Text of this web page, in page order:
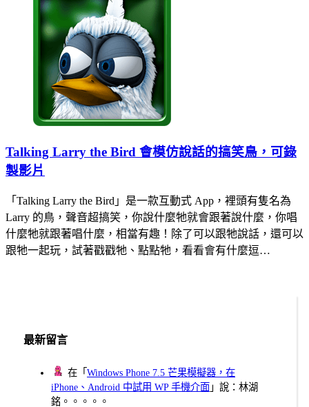
Talking Larry the Bird 會模仿說話的搞笑鳥，可錄
製影片
「Talking Larry the Bird」是一款互動式 App，裡頭有隻名為
Larry 的鳥，聲音超搞笑，你說什麼牠就會跟著說什麼，你唱
什麼牠就跟著唱什麼，相當有趣！除了可以跟牠說話，還可以
跟牠一起玩，試著戳戳牠、點點牠，看看會有什麼逗…
最新留言
在「Windows Phone 7.5 芒果模擬器，在
iPhone、Android 中試用 WP 手機介面 」說：林湖
銘。。。。。